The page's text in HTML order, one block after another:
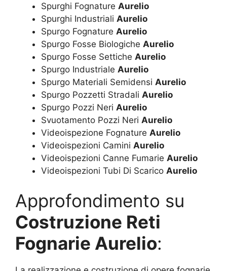
Spurghi Fognature Aurelio
Spurghi Industriali Aurelio
Spurgo Fognature Aurelio
Spurgo Fosse Biologiche Aurelio
Spurgo Fosse Settiche Aurelio
Spurgo Industriale Aurelio
Spurgo Materiali Semidensi Aurelio
Spurgo Pozzetti Stradali Aurelio
Spurgo Pozzi Neri Aurelio
Svuotamento Pozzi Neri Aurelio
Videoispezione Fognature Aurelio
Videoispezioni Camini Aurelio
Videoispezioni Canne Fumarie Aurelio
Videoispezioni Tubi Di Scarico Aurelio
Approfondimento su
Costruzione Reti
Fognarie Aurelio: